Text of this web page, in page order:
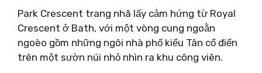
Park Crescent trang nhã lấy cảm hứng từ Royal
Crescent ở Bath, với một vòng cung ngoằn
ngoèo gồm những ngôi nhà phố kiểu Tân cổ điển
trên một sườn núi nhỏ nhìn ra khu công viên.